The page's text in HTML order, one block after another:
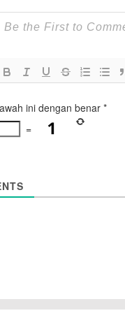
ini dengan benar*
=